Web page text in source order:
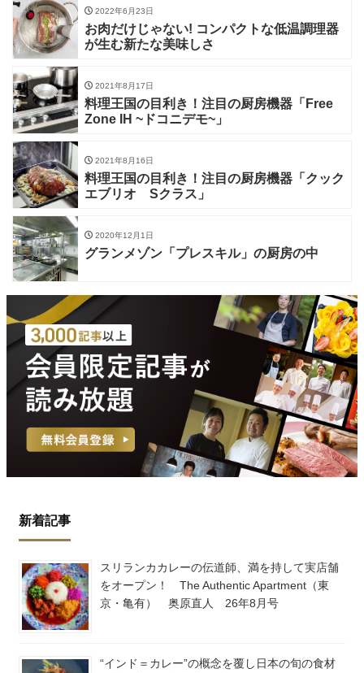
2022年6月23日
お肉だけじゃない! コンパクトな低温調理器
が生む新たな美味しさ
2021年8月17日
料理王国の目利き！注目の厨房機器「Free
Zone IH ~ドコニデモ~」
2021年8月16日
料理王国の目利き！注目の厨房機器「クック
エブリオ Sクラス」
2020年12月1日
グランメゾン「プレスキル」の厨房の中
新着記事
スリランカカレーの伝道師、満を持して実店舗
をオープン！ The Authentic Apartment（東
京・亀有） 奥原直人 26年8月号
“インド＝カレー”の概念を覆し日本の旬の食材